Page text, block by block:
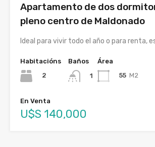
Apartamento de dos
pleno centro de Maldonado
Ideal para vivir todo el año o para renta,
Habitacións
2
Baños
1
Área
55 M2
En Venta
U$S 140,000